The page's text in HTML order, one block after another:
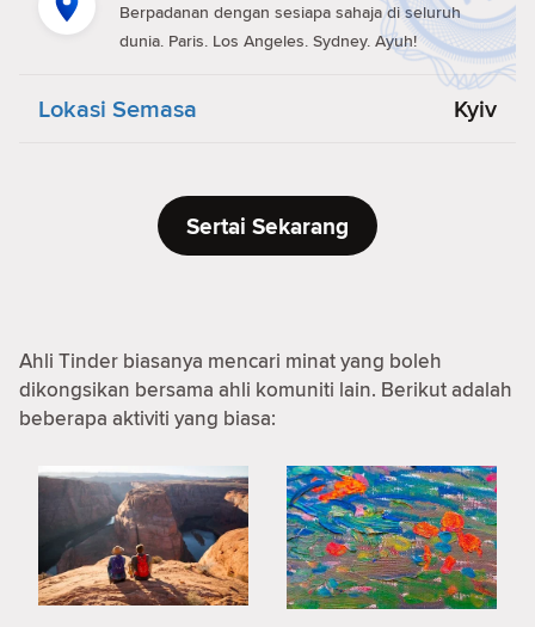
Berpadanan dengan sesiapa sahaja di seluruh
dunia. Paris. Los Angeles. Sydney. Ayuh!
Lokasi Semasa Kyiv
Sertai Sekarang
Ahli Tinder biasanya mencari minat yang boleh
dikongsikan bersama ahli komuniti lain. Berikut adalah
beberapa aktiviti yang biasa: